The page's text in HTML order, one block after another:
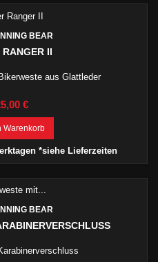
BEAR
RANGER II
aus Glattleder
€
Warenkorb
*siehe Lieferzeiten
BEAR